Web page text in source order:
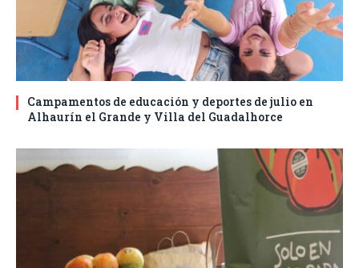
Campamentos de educación y deportes de julio en
Alhaurín el Grande y Villa del Guadalhorce